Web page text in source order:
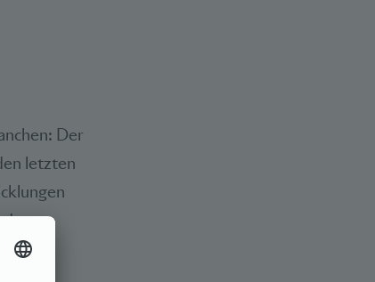
Der
letzten